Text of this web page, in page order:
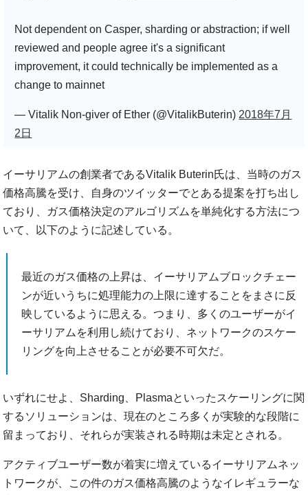
Not dependent on Casper, sharding or abstraction; if well
reviewed and people agree it's a significant
improvement, it could technically be implemented as a
change to mainnet
— Vitalik Non-giver of Ether (@VitalikButerin) 2018年7月
2日
イーサリアムの創業者であるVitalik Buterin氏は、当時のガス
価格高騰を受け、自身のツイッターでとある提案を打ち出し
ており、ガス価格決定のアルゴリズムを単純化する方法につ
いて、以下のように記述している。
最近のガス価格の上昇は、イーサリアムブロックチェー
ンが近いうちに処理能力の上限に達することをまさに反
映しているように思える。つまり、多くのユーザーがイ
ーサリアムを利用し続けており、ネットワークのスケー
リングを向上させることが必要不可欠だ。
いずれにせよ、Sharding、Plasmaといったスケーリングに関
するソリューションは、現在のところ多くが実験的な段階に
留まっており、それらが実装される時期は未定とされる。
アクティブユーザー数が着実に増えているイーサリアムネッ
トワークが、この件のガス価格高騰のようなイレギュラーな